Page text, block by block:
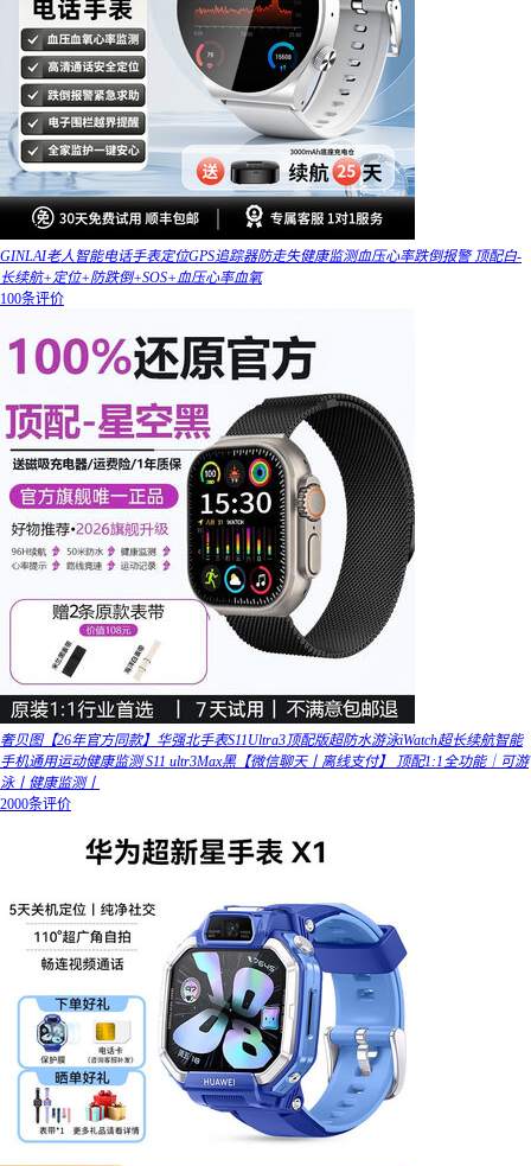
GINLAI老人智能电话手表定位GPS追踪器防走失健康监测血压心率跌倒报警 顶配白-
长续航+定位+防跌倒+SOS+血压心率血氧
100条评价
奢贝图【26年官方同款】华强北手表S11Ultra3顶配版超防水游泳iWatch超长续航智能
手机通用运动健康监测 S11 ultr3Max黑【微信聊天丨离线支付】 顶配1:1全功能｜可游
泳丨健康监测丨
2000条评价